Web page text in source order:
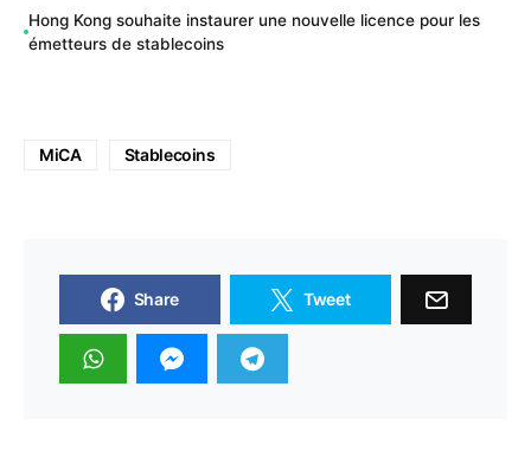
Hong Kong souhaite instaurer une nouvelle licence pour les
émetteurs de stablecoins
MiCA Stablecoins
Share Tweet